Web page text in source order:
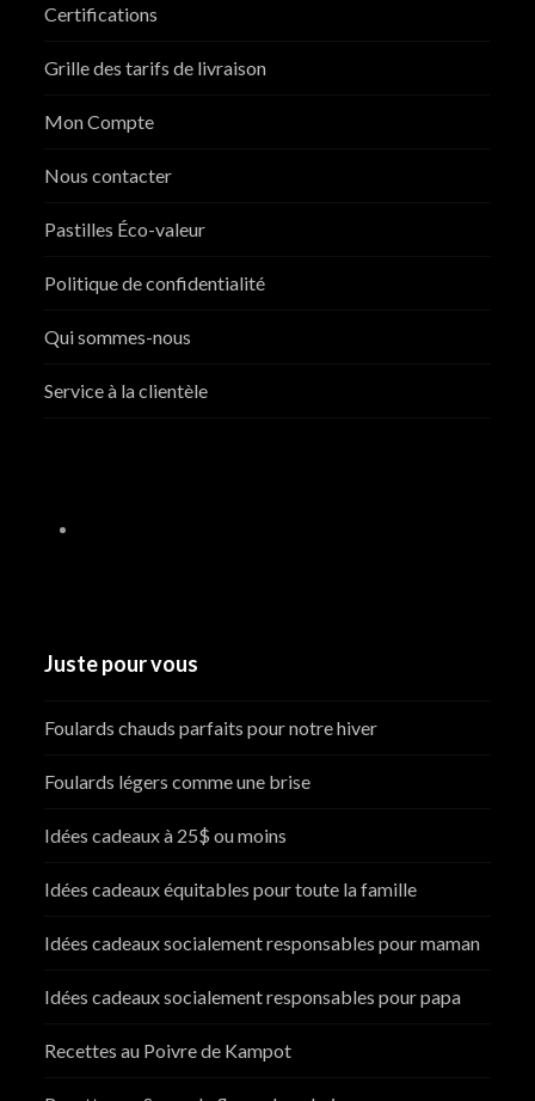
Certifications
Grille des tarifs de livraison
Mon Compte
Nous contacter
Pastilles Éco-valeur
Politique de confidentialité
Qui sommes-nous
Service à la clientèle
Juste pour vous
Foulards chauds parfaits pour notre hiver
Foulards légers comme une brise
Idées cadeaux à 25$ ou moins
Idées cadeaux équitables pour toute la famille
Idées cadeaux socialement responsables pour maman
Idées cadeaux socialement responsables pour papa
Recettes au Poivre de Kampot